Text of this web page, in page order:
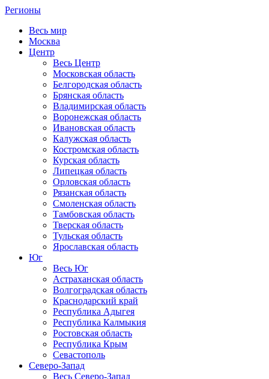
Регионы
Весь мир
Москва
Центр
Весь Центр
Московская область
Белгородская область
Брянская область
Владимирская область
Воронежская область
Ивановская область
Калужская область
Костромская область
Курская область
Липецкая область
Орловская область
Рязанская область
Смоленская область
Тамбовская область
Тверская область
Тульская область
Ярославская область
Юг
Весь Юг
Астраханская область
Волгоградская область
Краснодарский край
Республика Адыгея
Республика Калмыкия
Ростовская область
Республика Крым
Севастополь
Северо-Запад
Весь Северо-Запад